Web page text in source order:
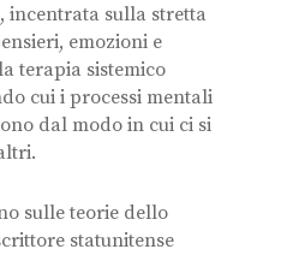
, incentrata sulla stretta
emozioni e
terapia sistemico
cui i processi mentali
dal modo in cui ci si
sulle teorie dello
statunitense